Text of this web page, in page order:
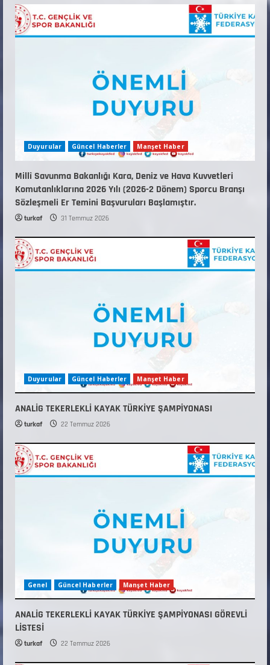
KAYAKLI KOŞU VE BİATHLON 3.KADEME
Duyurular Güncel Haberler Manşet Haber
Millî Savunma Bakanlığı Kara, Deniz ve Hava Kuvvetleri
Komutanlıklarına 2026 Yılı (2026-2 Dönem) Sporcu Branşı
Sözleşmeli Er Temini Başvuruları Başlamıştır.
turkaf 31 Temmuz 2026
Duyurular Güncel Haberler Manşet Haber
ANALİG TEKERLEKLİ KAYAK TÜRKİYE ŞAMPİYONASI
turkaf 22 Temmuz 2026
Genel Güncel Haberler Manşet Haber
ANALİG TEKERLEKLİ KAYAK TÜRKİYE ŞAMPİYONASI GÖREVLİ
LİSTESİ
turkaf 22 Temmuz 2026